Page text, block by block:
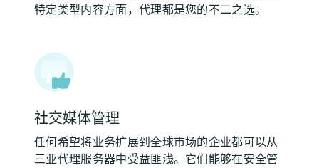
特定类型内容方面，代理都是您的不二之选。
社交媒体管理
任何希望将业务扩展到全球市场的企业都可以从
三亚代理服务器中受益匪浅。它们能够在安全管